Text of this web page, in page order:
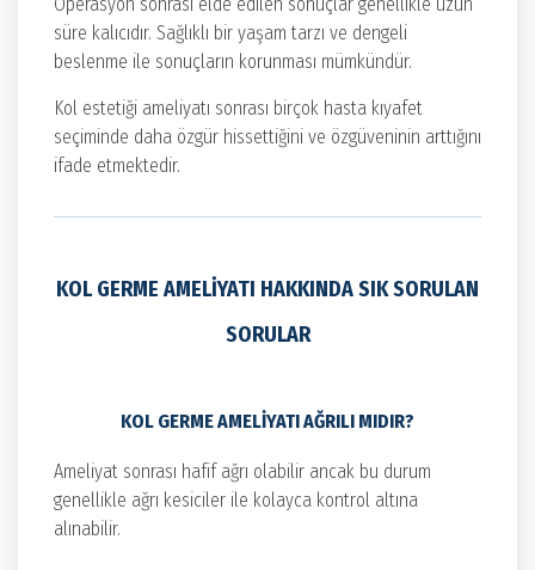
süre kalıcıdır. Sağlıklı bir yaşam tarzı ve dengeli
beslenme ile sonuçların korunması mümkündür.
Kol estetiği ameliyatı sonrası birçok hasta kıyafet
seçiminde daha özgür hissettiğini ve özgüveninin arttığını
ifade etmektedir.
KOL GERME AMELIYATI HAKKINDA SIK SORULAN
SORULAR
KOL GERME AMELIYATI AĞRILI MIDIR?
Ameliyat sonrası hafif ağrı olabilir ancak bu durum
genellikle ağrı kesiciler ile kolayca kontrol altına
alınabilir.